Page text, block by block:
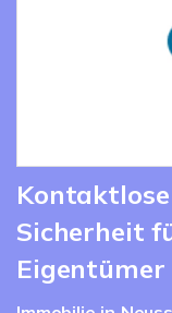
Sicherheit
Eigentümer